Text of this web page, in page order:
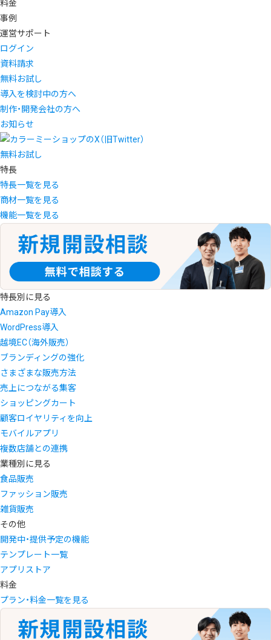
料金
事例
運営サポート
ログイン
資料請求
無料お試し
導入を検討中の方へ
制作・開発会社の方へ
お知らせ
無料お試し
特長
特長一覧を見る
商材一覧を見る
機能一覧を見る
特長別に見る
Amazon Pay導入
WordPress導入
越境EC（海外販売）
ブランディングの強化
さまざまな販売方法
売上につながる集客
ショッピングカート
顧客ロイヤリティを向上
モバイルアプリ
複数店舗との連携
業種別に見る
食品販売
ファッション販売
雑貨販売
その他
開発中・提供予定の機能
テンプレート一覧
アプリストア
料金
プラン・料金一覧を見る